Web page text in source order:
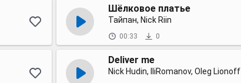
Шёлковое платье
Тайпан, Nick Riin
00:33 0
Deliver me
Nick Hudin, IliRomanov, Oleg Lionoff